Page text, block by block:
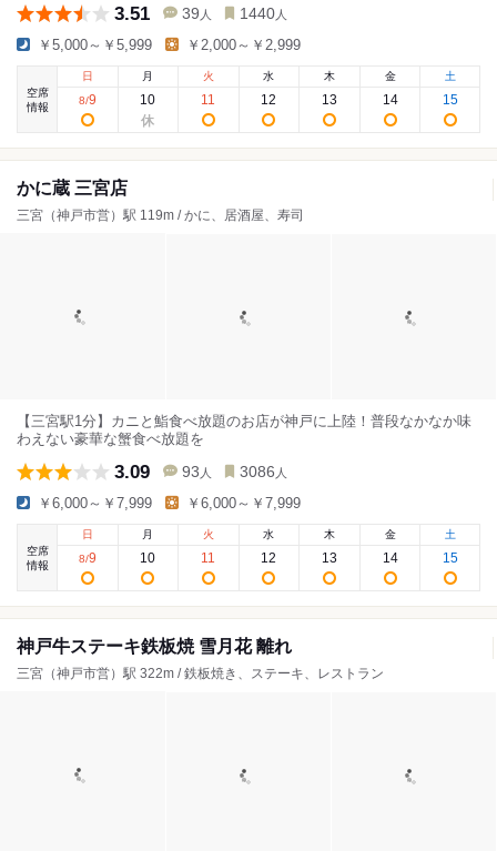
3.51 39 人 1440 人
￥5,000～￥5,999 ￥2,000～￥2,999
空席
情報
日
8/9
月
10
火
11
水
12
木
13
金
14
土
15
かに蔵 三宮店
三宮（神戸市営）駅 119m / かに、居酒屋、寿司
【三宮駅1分】カニと鮨食べ放題のお店が神戸に上陸！普段なかなか味
わえない豪華な蟹食べ放題を
3.09 93 人 3086 人
￥6,000～￥7,999 ￥6,000～￥7,999
空席
情報
日
8/9
月
10
火
11
水
12
木
13
金
14
土
15
神戸牛ステーキ鉄板焼 雪月花 離れ
三宮（神戸市営）駅 322m / 鉄板焼き、ステーキ、レストラン